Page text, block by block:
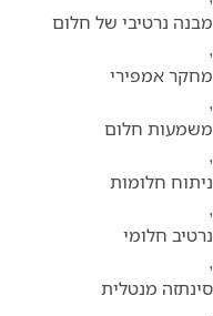
מבנה נרטיבי של חלום
,
מחקר אמפירי
,
משמעות חלום
,
ניתוח חלומות
,
נרטיב חלומי
,
סינתזה מנטלית